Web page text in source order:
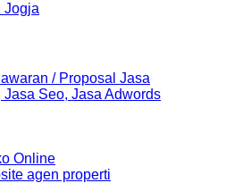
Jogja
/ Proposal Jasa
Seo, Jasa Adwords
Online
agen properti